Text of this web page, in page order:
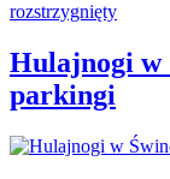
Hulajnogi w
parkingi